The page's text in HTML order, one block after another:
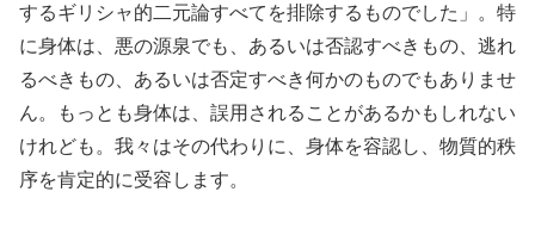
するギリシャ的二元論すべてを排除するものでした」。特
に身体は、悪の源泉でも、あるいは否認すべきもの、逃れ
るべきもの、あるいは否定すべき何かのものでもありませ
ん。もっとも身体は、誤用されることがあるかもしれない
けれども。我々はその代わりに、身体を容認し、物質的秩
序を肯定的に受容します。